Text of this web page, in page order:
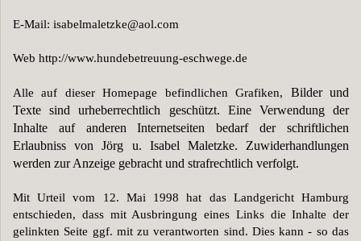
E-Mail: isabelmaletzke@aol.com
Web http://www.hundebetreuung-eschwege.de
Alle auf dieser Homepage befindlichen Grafiken, Bilder und
Texte sind urheberrechtlich geschützt. Eine Verwendung der
Inhalte auf anderen Internetseiten bedarf der schriftlichen
Erlaubniss von Jörg u. Isabel Maletzke. Zuwiderhandlungen
werden zur Anzeige gebracht und strafrechtlich verfolgt.
Mit Urteil vom 12. Mai 1998 hat das Landgericht Hamburg
entschieden, dass mit Ausbringung eines Links die Inhalte der
gelinkten Seite ggf. mit zu verantworten sind. Dies kann - so das